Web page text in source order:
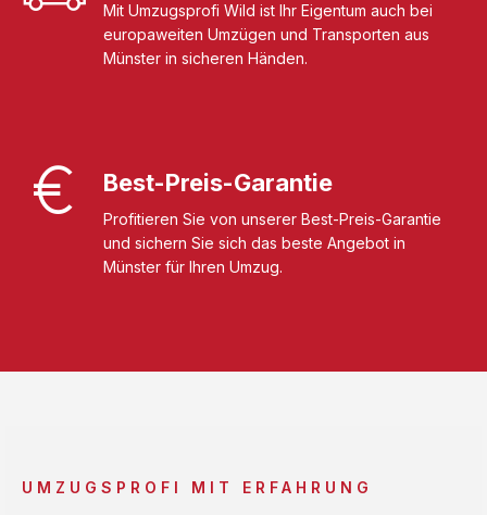
Mit Umzugsprofi Wild ist Ihr Eigentum auch bei
europaweiten Umzügen und Transporten aus
Münster in sicheren Händen.
Best-Preis-Garantie
Profitieren Sie von unserer Best-Preis-Garantie
und sichern Sie sich das beste Angebot in
Münster für Ihren Umzug.
UMZUGSPROFI MIT ERFAHRUNG